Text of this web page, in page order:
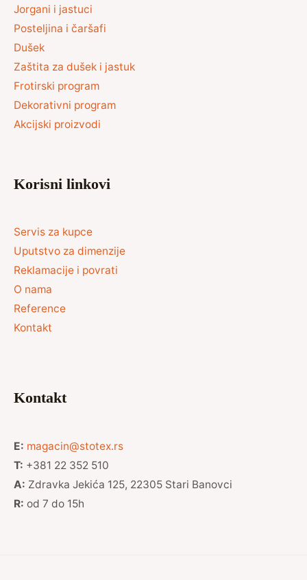
Jorgani i jastuci
Posteljina i čaršafi
Dušek
Zaštita za dušek i jastuk
Frotirski program
Dekorativni program
Akcijski proizvodi
Korisni linkovi
Servis za kupce
Uputstvo za dimenzije
Reklamacije i povrati
O nama
Reference
Kontakt
Kontakt
E: magacin@stotex.rs
T: +381 22 352 510
A: Zdravka Jekića 125, 22305 Stari Banovci
R: od 7 do 15h